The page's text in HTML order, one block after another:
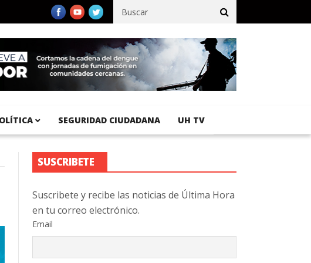
del Pacífico registra 92 % de avance en obras de terracería
SEGURIDAD CIUDADANA UH TV
SUSCRIBETE
Suscribete y recibe las noticias de Última Hora
en tu correo electrónico.
Email